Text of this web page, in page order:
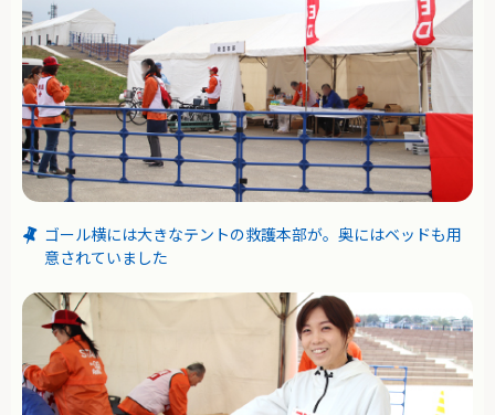
ゴール横には大きなテントの救護本部が。奥にはベッドも用
意されていました